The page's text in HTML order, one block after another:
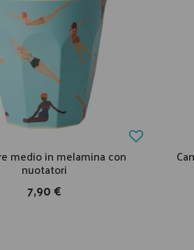
medio in melamina con
nuotatori
7,90 €